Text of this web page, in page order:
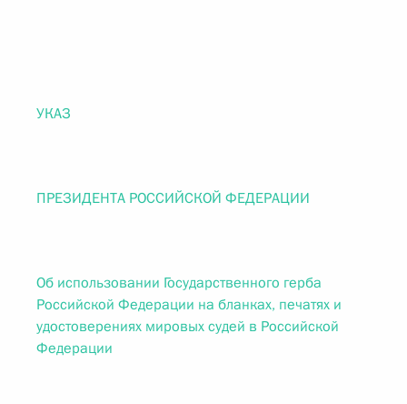
УКАЗ
ПРЕЗИДЕНТА РОССИЙСКОЙ ФЕДЕРАЦИИ
Об использовании Государственного герба
Российской Федерации на бланках, печатях и
удостоверениях мировых судей в Российской
Федерации